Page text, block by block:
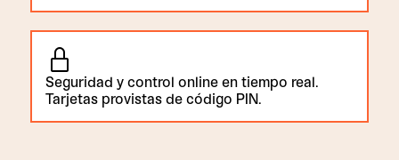
Seguridad y control online en tiempo real.
Tarjetas provistas de código PIN.